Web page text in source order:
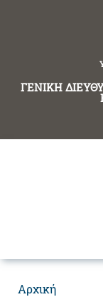
ΓΕΝΙΚΗ
Αρχική